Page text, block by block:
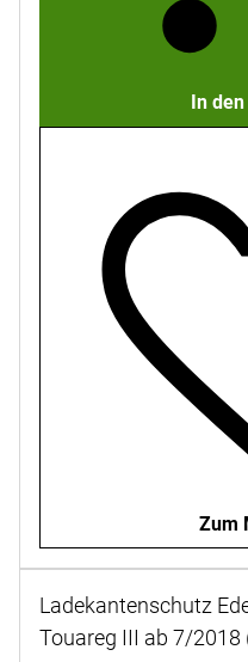
In
Zum
Ladekantenschutz
Touareg III ab 7/